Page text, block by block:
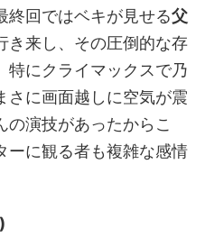
終回ではベキが見せる父
き来し、その圧倒的な存
特にクライマックスで乃
さに画面越しに空気が震
の演技があったからこ
ーに観る者も複雑な感情